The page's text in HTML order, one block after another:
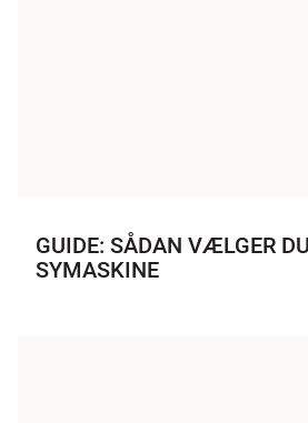
GUIDE: SÅDAN VÆLGER
SYMASKINE